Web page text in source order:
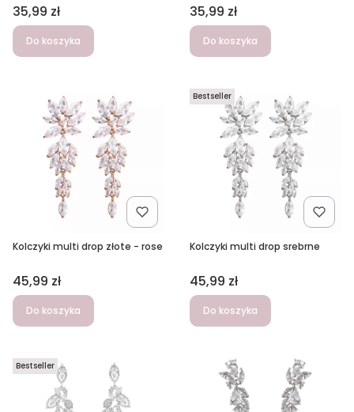
Cena
35,99 zł
Do koszyka
Cena
35,99 zł
Do koszyka
Kolczyki multi drop złote - rose
Cena
45,99 zł
Do koszyka
Bestseller
Kolczyki multi drop srebrne
Cena
45,99 zł
Do koszyka
Bestseller